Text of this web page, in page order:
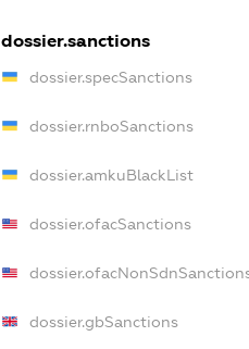
dossier.sanctions
dossier.specSanctions
dossier.rnboSanctions
dossier.amkuBlackList
dossier.ofacSanctions
dossier.gbSanctions